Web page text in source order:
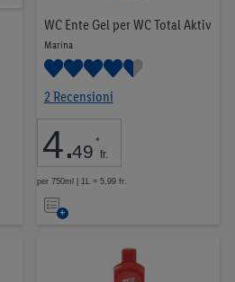
WC Ente Gel per WC Total Aktiv
Marina
2 Recensioni
4.49 *
fr.
per 750ml | 1L = 5,99 fr.
Nell’elenco